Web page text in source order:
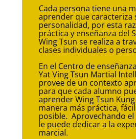
Cada persona tiene una
aprender que caracteriza
personalidad, por esta
práctica y enseñanza del
Wing Tsun se realiza a
clases individuales o
En el Centro de
Yat Ving Tsun Martial
provee de un contexto
para que cada alumno
aprender Wing Tsun Kung
manera más práctica,
posible. Aprovechando
le puede dedicar a la
marcial.